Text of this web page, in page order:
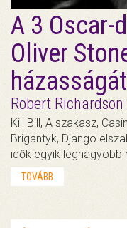
A 3 Oscar-
Oliver
Robert
Kill Bill, A szakasz,
Brigantyk, Django
idők egyik legnagyobb
TOVÁBB